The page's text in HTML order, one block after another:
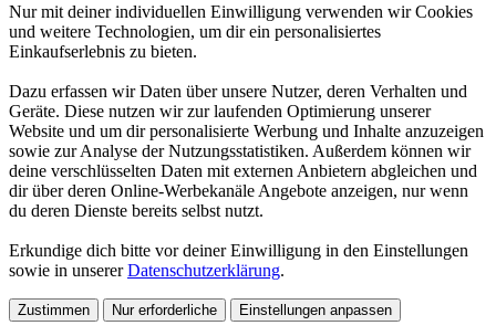
Nur mit deiner individuellen Einwilligung verwenden wir Cookies
und weitere Technologien, um dir ein personalisiertes
Einkaufserlebnis zu bieten.
Dazu erfassen wir Daten über unsere Nutzer, deren Verhalten und
Geräte. Diese nutzen wir zur laufenden Optimierung unserer
Website und um dir personalisierte Werbung und Inhalte anzuzeigen
sowie zur Analyse der Nutzungsstatistiken. Außerdem können wir
deine verschlüsselten Daten mit externen Anbietern abgleichen und
dir über deren Online-Werbekanäle Angebote anzeigen, nur wenn
du deren Dienste bereits selbst nutzt.
Erkundige dich bitte vor deiner Einwilligung in den Einstellungen
sowie in unsererDatenschutzerklärung.
Zustimmen Nur erforderliche Einstellungen anpassen